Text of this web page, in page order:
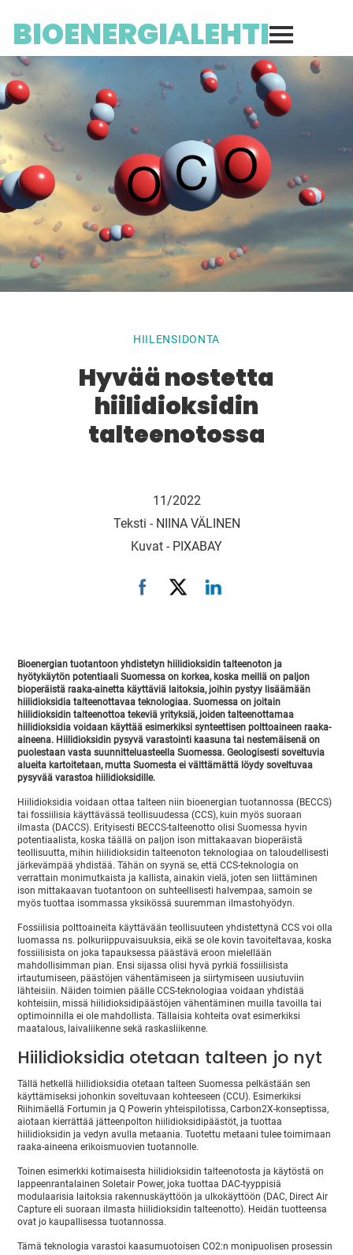
BIOENERGIALEHTI
HIILENSIDONTA
Hyvää nostetta
hiilidioksidin
talteenotossa
11/2022
Teksti - NIINA VÄLINEN
Kuvat - PIXABAY
Bioenergian tuotantoon yhdistetyn hiilidioksidin talteenoton ja
hyötykäytön potentiaali Suomessa on korkea, koska meillä on paljon
bioperäistä raaka-ainetta käyttäviä laitoksia, joihin pystyy lisäämään
hiilidioksidia talteenottavaa teknologiaa. Suomessa on joitain
hiilidioksidin talteenottoa tekeviä yrityksiä, joiden talteenottamaa
hiilidioksidia voidaan käyttää esimerkiksi synteettisen polttoaineen raaka-
aineena. Hiilidioksidin pysyvä varastointi kaasuna tai nestemäisenä on
puolestaan vasta suunnitteluasteella Suomessa. Geologisesti soveltuvia
alueita kartoitetaan, mutta Suomesta ei välttämättä löydy soveltuvaa
pysyvää varastoa hiilidioksidille.
Hiilidioksidia voidaan ottaa talteen niin bioenergian tuotannossa (BECCS)
tai fossiilisia käyttävässä teollisuudessa (CCS), kuin myös suoraan
ilmasta (DACCS). Erityisesti BECCS-talteenotto olisi Suomessa hyvin
potentiaalista, koska täällä on paljon ison mittakaavan bioperäistä
teollisuutta, mihin hiilidioksidin talteenoton teknologiaa on taloudellisesti
järkevämpää yhdistää. Tähän on syynä se, että CCS-teknologia on
verrattain monimutkaista ja kallista, ainakin vielä, joten sen liittäminen
ison mittakaavan tuotantoon on suhteellisesti halvempaa, samoin se
myös tuottaa isommassa yksikössä suuremman ilmastohyödyn.
Fossiilisia polttoaineita käyttävään teollisuuteen yhdistettynä CCS voi olla
luomassa ns. polkuriippuvaisuuksia, eikä se ole kovin tavoiteltavaa, koska
fossiilisista on joka tapauksessa päästävä eroon mielellään
mahdollisimman pian. Ensi sijassa olisi hyvä pyrkiä fossiilisista
irtautumiseen, päästöjen vähentämiseen ja siirtymiseen uusiutuviin
lähteisiin. Näiden toimien päälle CCS-teknologiaa voidaan yhdistää
kohteisiin, missä hiilidioksidipäästöjen vähentäminen muilla tavoilla tai
optimoinnilla ei ole mahdollista. Tällaisia kohteita ovat esimerkiksi
maatalous, laivaliikenne sekä raskasliikenne.
Hiilidioksidia otetaan talteen jo nyt
Tällä hetkellä hiilidioksidia otetaan talteen Suomessa pelkästään sen
käyttämiseksi johonkin soveltuvaan kohteeseen (CCU). Esimerkiksi
Riihimäellä Fortumin ja Q Powerin yhteispilotissa, Carbon2X-konseptissa,
aiotaan kierrättää jätteenpolton hiilidioksidipäästöt, ja tuottaa
hiilidioksidin ja vedyn avulla metaania. Tuotettu metaani tulee toimimaan
raaka-aineena erikoismuovien tuotannolle.
Toinen esimerkki kotimaisesta hiilidioksidin talteenotosta ja käytöstä on
lappeenrantalainen Soletair Power, joka tuottaa DAC-tyyppisiä
modulaarisia laitoksia rakennuskäyttöön ja ulkokäyttöön (DAC, Direct Air
Capture eli suoraan ilmasta hiilidioksidin talteenotto). Heidän tuotteensa
ovat jo kaupallisessa tuotannossa.
Tämä teknologia varastoi kaasumuotoisen CO2:n monipuolisen prosessin